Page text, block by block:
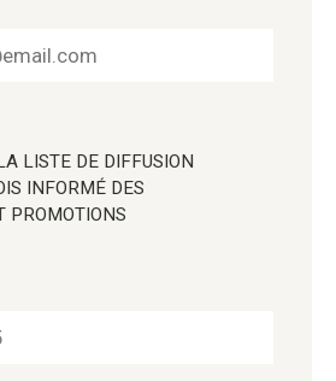
LISTE DE DIFFUSION
INFORMÉ DES
PROMOTIONS